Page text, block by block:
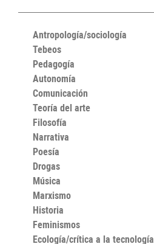
Antropología/sociología
Tebeos
Pedagogía
Autonomía
Comunicación
Teoría del arte
Filosofía
Narrativa
Poesía
Drogas
Música
Marxismo
Historia
Feminismos
Ecología/crítica a la tecnología